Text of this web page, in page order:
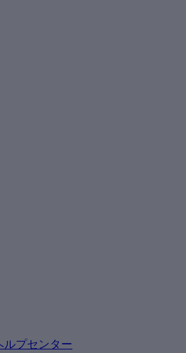
ルプセンター